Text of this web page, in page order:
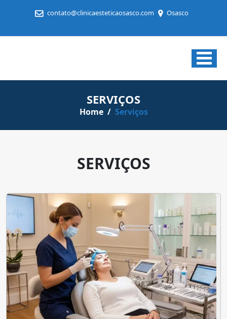
contato@clinicaesteticaosasco.com Osasco
SERVIÇOS
Home / Serviços
SERVIÇOS